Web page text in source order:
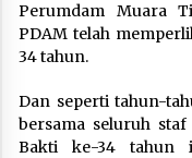
Perumdam Muara
PDAM telah
34 tahun.
Dan seperti tahun-
bersama seluruh
Bakti ke-34 tahun